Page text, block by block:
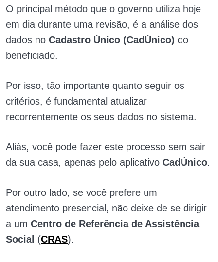
O principal método que o governo utiliza hoje
em dia durante uma revisão, é a análise dos
dados no Cadastro Único (CadÚnico) do
beneficiado.
Por isso, tão importante quanto seguir os
critérios, é fundamental atualizar
recorrentemente os seus dados no sistema.
Aliás, você pode fazer este processo sem sair
da sua casa, apenas pelo aplicativo CadÚnico.
Por outro lado, se você prefere um
atendimento presencial, não deixe de se dirigir
a um Centro de Referência de Assistência
Social (CRAS).